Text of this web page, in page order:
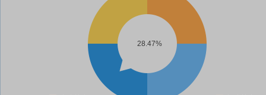
28.47%